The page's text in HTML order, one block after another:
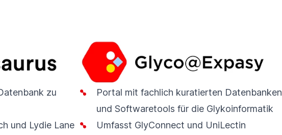
zu
und Lydie Lane
Portal mit fachlich kuratierten Datenbanken
und Softwaretools für die Glykoinformatik
Umfasst GlyConnect und UniLectin